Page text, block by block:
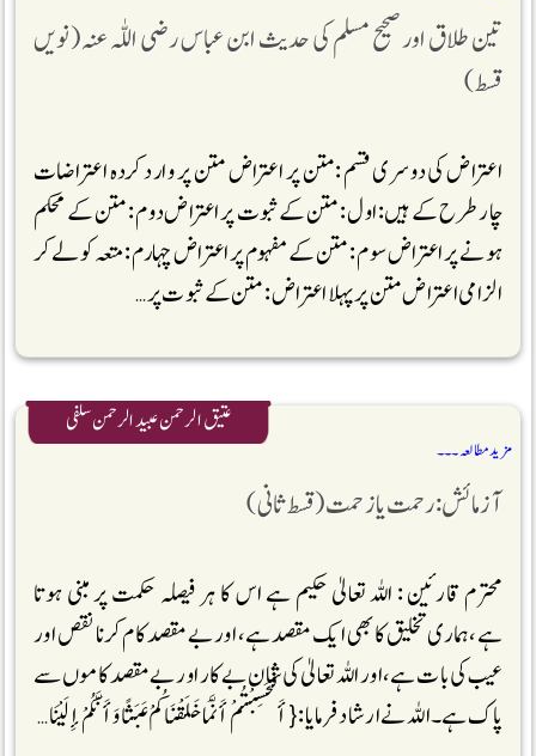
تین طلاق اور صحیح مسلم کی حدیث ابن عباس رضی اللّٰہ عنہ (نویں
قسط )
اعتراض کی دوسری قسم :متن پر اعتراض متن پر وارد کردہ اعتراضات
چار طرح کے ہیں: اول : متن کے ثبوت پر اعتراض دوم : متن کے محکم
ہونے پر اعتراض سوم : متن کے مفہوم پر اعتراض چہارم : متعہ کو لے کر
الزامی اعتراض متن پر پہلا اعتراض : متن کے ثبوت پر …
عتیق الرحمن عبید الرحمن سلفی
آزمائش :رحمت یازحمت (قسط ثانی)
محترم قارئین : اللہ تعالیٰ حکیم ہے اس کا ہر فیصلہ حکمت پر مبنی ہوتا
ہے،ہماری تخلیق کا بھی ایک مقصد ہے، اور بے مقصد کام کرنا نقص اور
عیب کی بات ہے،اور اللہ تعالیٰ کی شان بے کار اور بے مقصد کاموں سے
پاک ہے۔اللہ نے ارشاد فرمایا: {أَفَحَسِبْتُمْ أَنَّمَا خَلَقْنَاكُمْ عَبَثًا وَأَنَّكُمْ إِلَيْنَا …
مزید مطالعہ ۔۔۔